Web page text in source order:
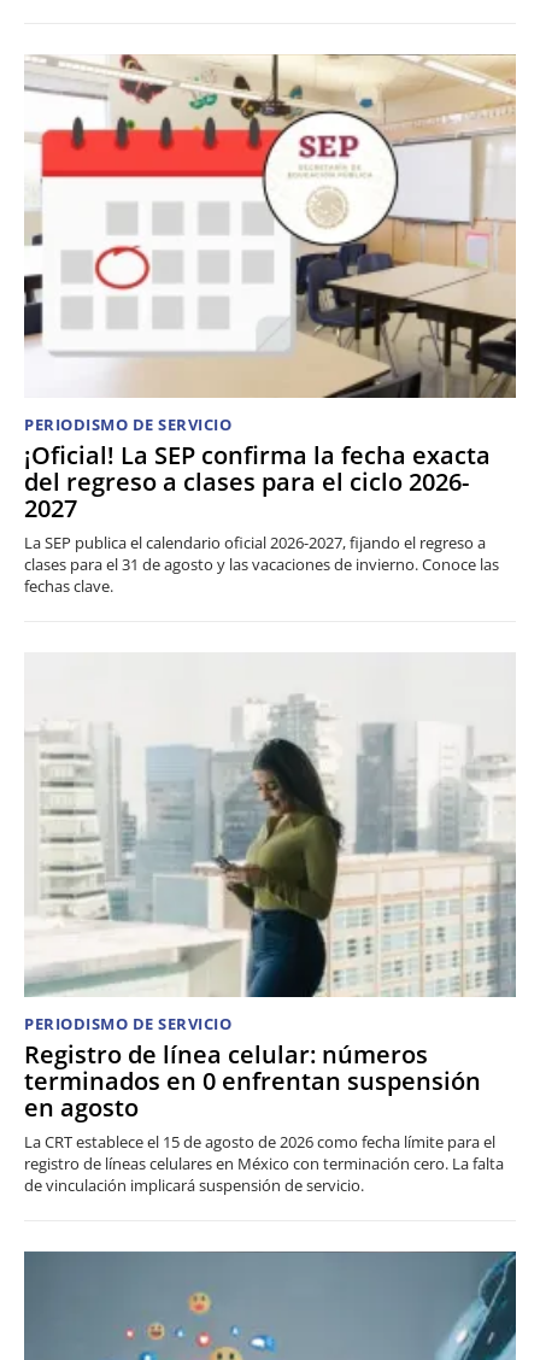
PERIODISMO DE SERVICIO
¡Oficial! La SEP confirma la fecha exacta
del regreso a clases para el ciclo 2026-
2027
La SEP publica el calendario oficial 2026-2027, fijando el regreso a
clases para el 31 de agosto y las vacaciones de invierno. Conoce las
fechas clave.
PERIODISMO DE SERVICIO
Registro de línea celular: números
terminados en 0 enfrentan suspensión
en agosto
La CRT establece el 15 de agosto de 2026 como fecha límite para el
registro de líneas celulares en México con terminación cero. La falta
de vinculación implicará suspensión de servicio.